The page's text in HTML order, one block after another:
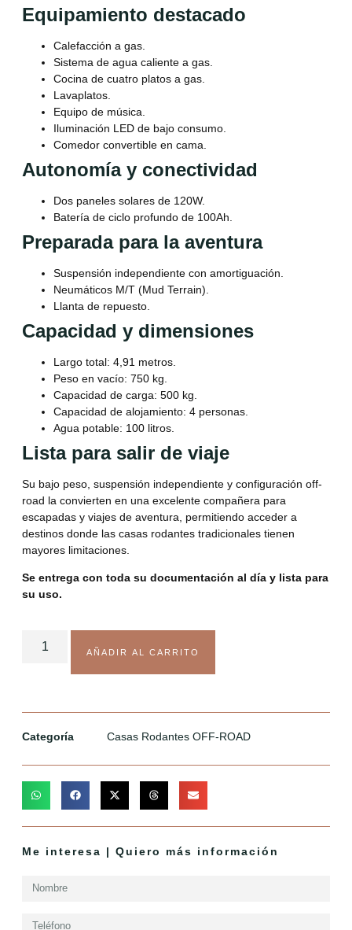
Equipamiento destacado
Calefacción a gas.
Sistema de agua caliente a gas.
Cocina de cuatro platos a gas.
Lavaplatos.
Equipo de música.
Iluminación LED de bajo consumo.
Comedor convertible en cama.
Autonomía y conectividad
Dos paneles solares de 120W.
Batería de ciclo profundo de 100Ah.
Preparada para la aventura
Suspensión independiente con amortiguación.
Neumáticos M/T (Mud Terrain).
Llanta de repuesto.
Capacidad y dimensiones
Largo total: 4,91 metros.
Peso en vacío: 750 kg.
Capacidad de carga: 500 kg.
Capacidad de alojamiento: 4 personas.
Agua potable: 100 litros.
Lista para salir de viaje
Su bajo peso, suspensión independiente y configuración off-
road la convierten en una excelente compañera para
escapadas y viajes de aventura, permitiendo acceder a
destinos donde las casas rodantes tradicionales tienen
mayores limitaciones.
Se entrega con toda su documentación al día y lista para
su uso.
AÑADIR AL CARRITO
Categoría Casas Rodantes OFF-ROAD
Me interesa | Quiero más información